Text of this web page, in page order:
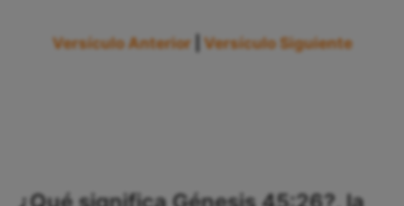
Versículo Anterior Versículo Siguiente